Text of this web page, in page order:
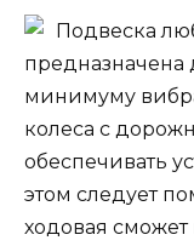
Подвеска
предназначена
минимуму
колеса с
обеспечивать
этом следует
ходовая